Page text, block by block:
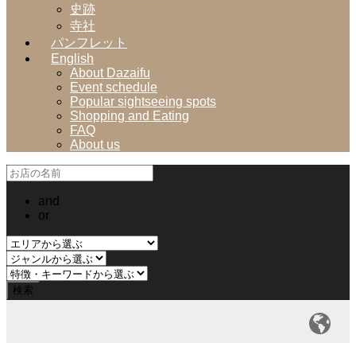
史跡
寺社
パンフレット
English
About Dazaifu
Event schedule
Popular sightseeing spots
Shopping and Eating
FAQ
About us
and
or